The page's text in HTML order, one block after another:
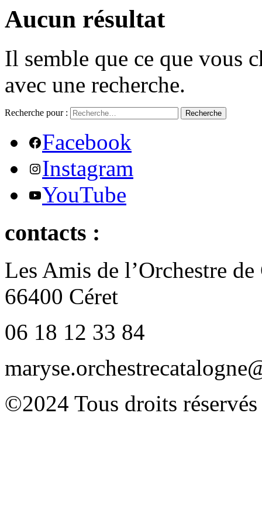
Aucun résultat
Il semble que ce que vous
avec une recherche.
Recherche pour : Recherche
Facebook
Instagram
YouTube
contacts :
Les Amis de l’Orchestre
66400 Céret
06 18 12 33 84
©2024 Tous droits